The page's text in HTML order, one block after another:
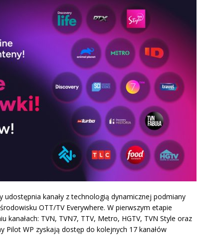
udostępnia kanały z technologią dynamicznej podmiany
OTT/TV Everywhere. W pierwszym etapie
TVN, TVN7, TTV, Metro, HGTV, TVN Style oraz
Pilot WP zyskają dostęp do kolejnych 17 kanałów